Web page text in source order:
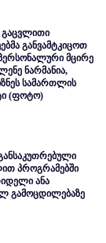
გაცვლითი
განვამტკიცოთ
მცირე
ნარმანია,
სამართლის
(ფოტო)
პროგრამებში
ანა
გამოცდილებაზე